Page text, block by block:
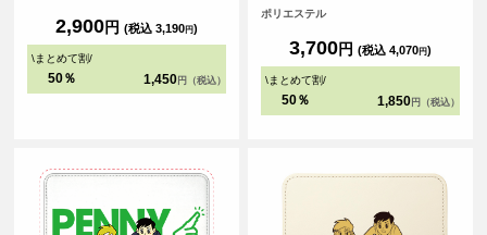
2,900円 (税込 3,190円)
\まとめて割/
50％ 1,450 円（税込）
用が可能です。
ポリエステル
3,700円 (税込 4,070円)
\まとめて割/
50％ 1,850 円（税込）